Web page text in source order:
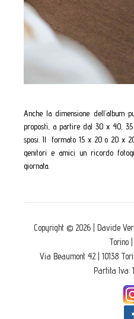
Anche la dimensione dell’album
proposti, a partire dal 30 x 40,
sposi. Il formato 15 x 20 o 20 x
genitori e amici un ricordo
giornata.
Copyright © 2026 | Davide
Torino
Via Beaumont 42 | 10138
Partita Iva: